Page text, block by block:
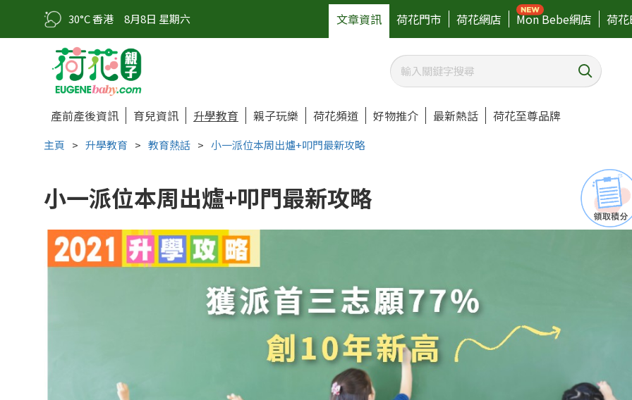
30°C 香港 8月8日 星期六 文章資訊 荷花門市 荷花網店 Mon Bebe網店 荷
產前產後資訊 育兒資訊 升學教育 親子玩樂 荷花頻道 好物推介 最新熱話 荷花至尊品牌
主頁 > 升學教育 > 教育熱話 > 小一派位本周出爐+叩門最新攻略
小一派位本周出爐+叩門最新攻略